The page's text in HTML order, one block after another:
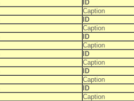
ID
Caption
ID
Caption
ID
Caption
ID
Caption
ID
Caption
ID
Caption